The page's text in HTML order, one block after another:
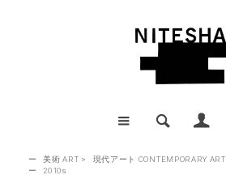
ー 美術 ART >
現代アート CONTEMPORARY ART
ー
2010s